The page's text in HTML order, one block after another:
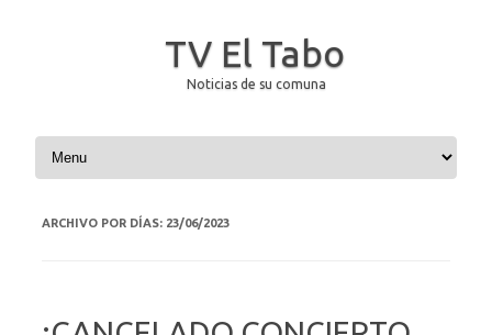
TV El Tabo
Noticias de su comuna
Saltar al contenido
ARCHIVO POR DÍAS: 23/06/2023